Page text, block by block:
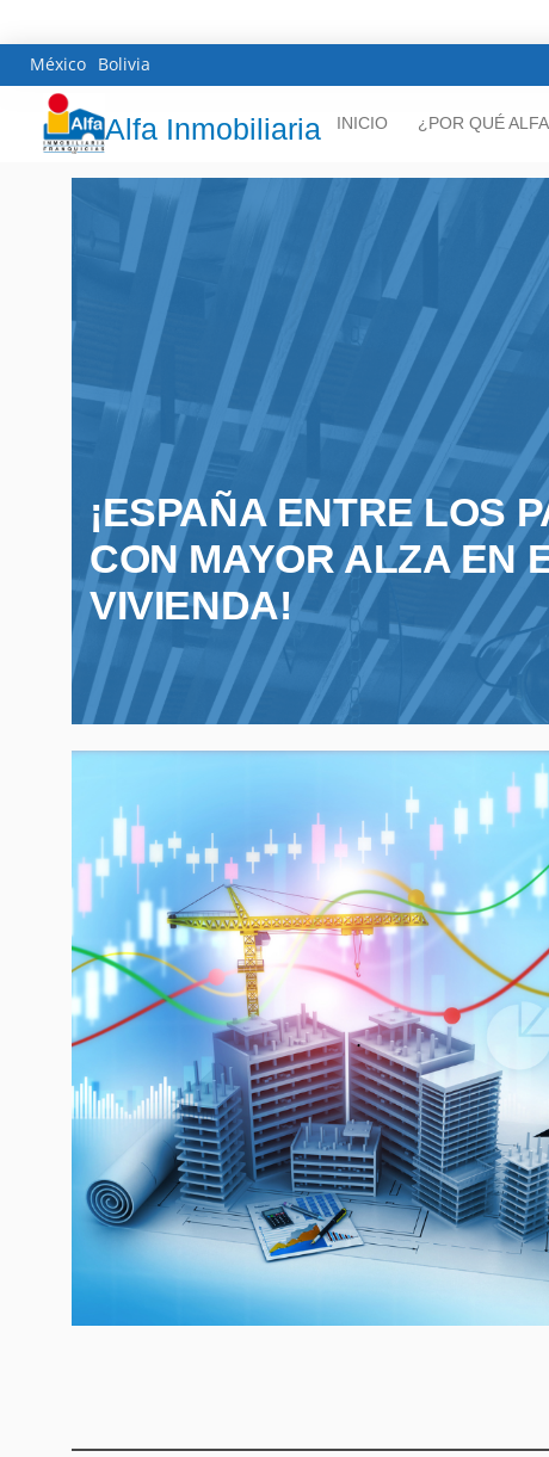
México Bolivia
Alfa Inmobiliaria INICIO ¿POR QUÉ
¡ESPAÑA ENTRE LOS
CON MAYOR ALZA EN
VIVIENDA!